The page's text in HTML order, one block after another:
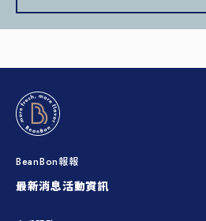
BeanBon報報
最新消息活動資訊